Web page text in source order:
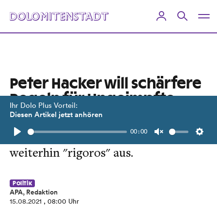
Ihr Dolo Plus Vorteil:
Diesen Artikel jetzt anhören
Play
00:00
Unmute
Peter Hacker will schärfere
Regeln für Ungeimpfte
Kostenpflichtiges PCR-Testen
schließt der Wiener Stadtrat
weiterhin "rigoros" aus.
Politik
APA, Redaktion
15.08.2021 , 08:00 Uhr